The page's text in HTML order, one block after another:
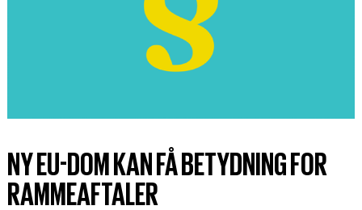
NY EU-DOM KAN FÅ BETYDNING FOR
RAMMEAFTALER